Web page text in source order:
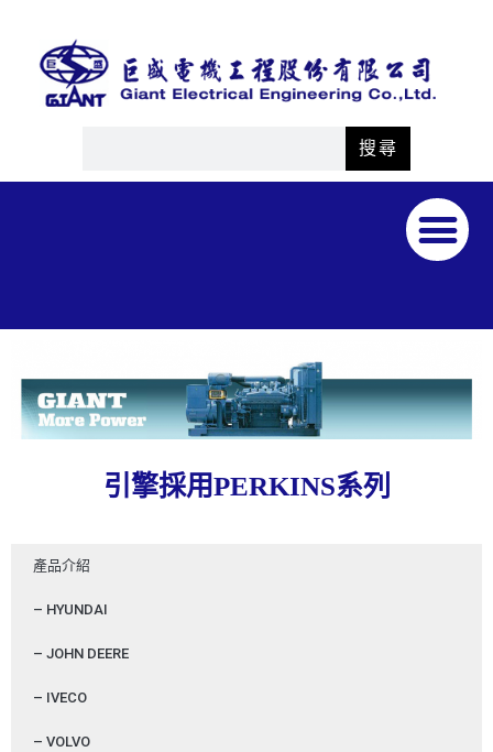
搜尋
引擎採用PERKINS系列
產品介紹
– HYUNDAI
– JOHN DEERE
– IVECO
– VOLVO